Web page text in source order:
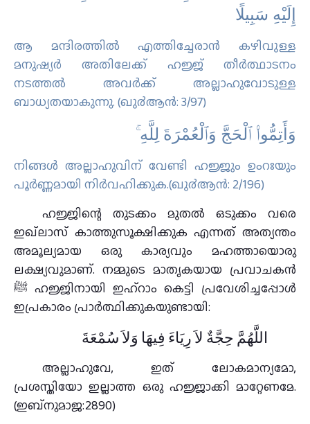
إِلَيْهِ سَبِيلًا
ആ മന്ദിരത്തില്‍ എത്തിച്ചേരാന്‍ കഴിവുള്ള
മനുഷ്യര്‍ അതിലേക്ക് ഹജ്ജ് തീര്‍ത്ഥാടനം
നടത്തല്‍ അവര്‍ക്ക് അല്ലാഹുവോടുള്ള
ബാധ്യതയാകുന്നു. (ഖു൪ആന്‍: 3/97)
وَأَتِمُّوا۟ ٱلْحَجَّ وَٱلْعُمْرَةَ لِلَّهِ ۚ
നിങ്ങള്‍ അല്ലാഹുവിന് വേണ്ടി ഹജ്ജും ഉംറഃയും
പൂര്‍ണ്ണമായി നിര്‍വഹിക്കുക.(ഖു൪ആന്‍: 2/196)
ഹജ്ജിന്റെ തുടക്കം മുതൽ ഒടുക്കം വരെ
ഇഖ്‌ലാസ് കാത്തുസൂക്ഷിക്കുക എന്നത് അത്യന്തം
അമൂല്യമായ ഒരു കാര്യവും മഹത്തായൊരു
ലക്ഷ്യവുമാണ്. നമ്മുടെ മാതൃകയായ പ്രവാചകൻ
ﷺ ഹജ്ജിനായി ഇഹ്‌റാം കെട്ടി പ്രവേശിച്ചപ്പോൾ
ഇപ്രകാരം പ്രാർത്ഥിക്കുകയുണ്ടായി:
اللَّهُمَّ حِجَّةٌ لاَ رِيَاءَ فِيهَا وَلاَ سُمْعَةَ
അല്ലാഹുവേ, ഇത് ലോകമാന്യമോ,
പ്രശസ്തിയോ ഇല്ലാത്ത ഒരു ഹജ്ജാക്കി മാറ്റേണമേ.
(ഇബ്നുമാജ:2890)